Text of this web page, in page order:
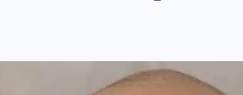
e accetto i termini della politica sulla